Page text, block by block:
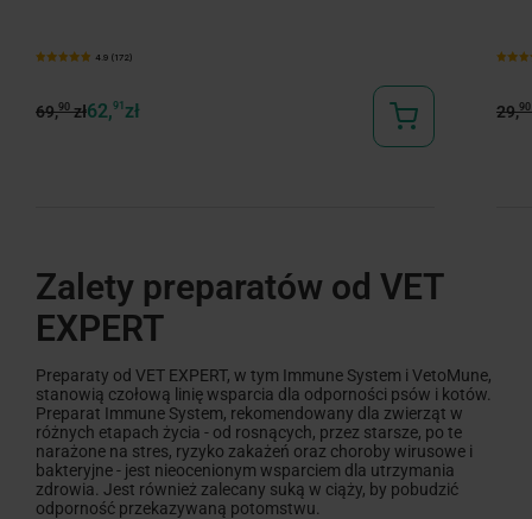
4.9 (172)
69,90zł62,91 zł 29,90
Zalety preparatów od VET
EXPERT
Preparaty od VET EXPERT, w tym Immune System i VetoMune,
stanowią czołową linię wsparcia dla odporności psów i kotów.
Preparat Immune System, rekomendowany dla zwierząt w
różnych etapach życia - od rosnących, przez starsze, po te
narażone na stres, ryzyko zakażeń oraz choroby wirusowe i
bakteryjne - jest nieocenionym wsparciem dla utrzymania
zdrowia. Jest również zalecany suką w ciąży, by pobudzić
odporność przekazywaną potomstwu.